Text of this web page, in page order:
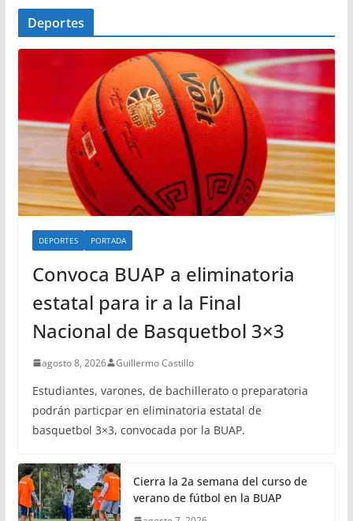
Deportes
DEPORTES PORTADA
Convoca BUAP a eliminatoria
estatal para ir a la Final
Nacional de Basquetbol 3×3
agosto 8, 2026 Guillermo Castillo
Estudiantes, varones, de bachillerato o preparatoria
podrán particpar en eliminatoria estatal de
basquetbol 3×3, convocada por la BUAP.
Cierra la 2a semana del curso de
verano de fútbol en la BUAP